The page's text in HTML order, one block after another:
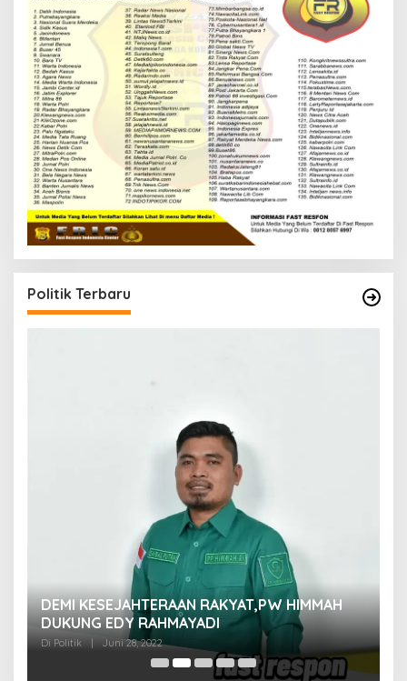
Politik Terbaru
DEMI KESEJAHTERAAN RAKYAT,PW HIMMAH
DUKUNG EDY RAHMAYADI
Di Politik Juni 28, 2022